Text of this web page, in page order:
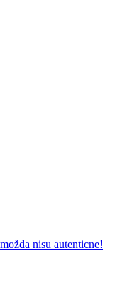
nisu autenticne!